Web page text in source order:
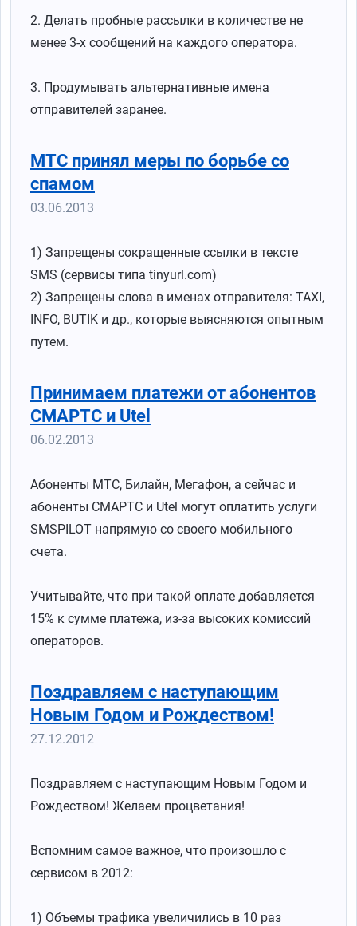
2. Делать пробные рассылки в количестве не
менее 3-х сообщений на каждого оператора.
3. Продумывать альтернативные имена
отправителей заранее.
МТС принял меры по борьбе со
спамом
03.06.2013
1) Запрещены сокращенные ссылки в тексте
SMS (сервисы типа tinyurl.com)
2) Запрещены слова в именах отправителя: TAXI,
INFO, BUTIK и др., которые выясняются опытным
путем.
Принимаем платежи от абонентов
СМАРТС и Utel
06.02.2013
Абоненты МТС, Билайн, Мегафон, а сейчас и
абоненты СМАРТС и Utel могут оплатить услуги
SMSPILOT напрямую со своего мобильного
счета.
Учитывайте, что при такой оплате добавляется
15% к сумме платежа, из-за высоких комиссий
операторов.
Поздравляем с наступающим
Новым Годом и Рождеством!
27.12.2012
Поздравляем с наступающим Новым Годом и
Рождеством! Желаем процветания!
Вспомним самое важное, что произошло с
сервисом в 2012:
1) Объемы трафика увеличились в 10 раз